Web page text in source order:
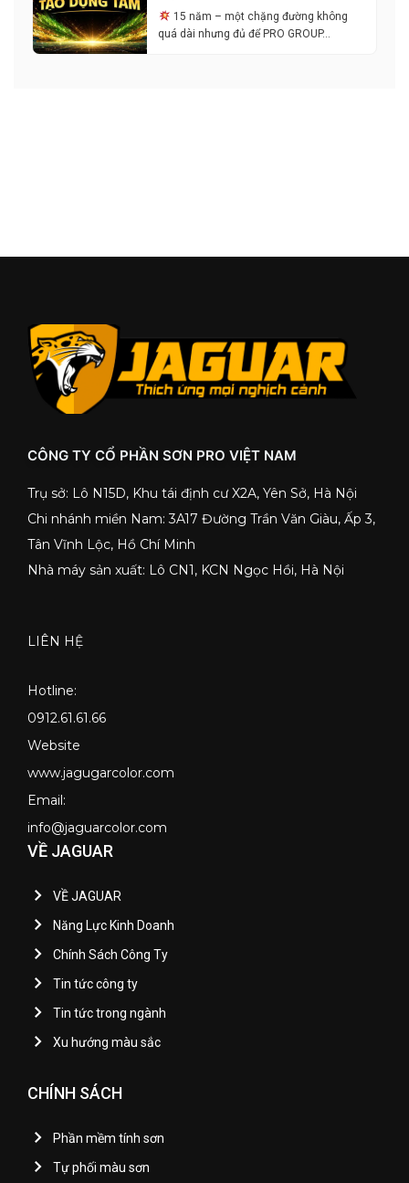
15 năm – một chặng đường không
quá dài nhưng đủ để PRO GROUP…
CÔNG TY CỔ PHẦN SƠN PRO VIỆT NAM
Trụ sở: Lô N15D, Khu tái định cư X2A, Yên Sở, Hà Nội
Chi nhánh miền Nam: 3A17 Đường Trần Văn Giàu, Ấp 3,
Tân Vĩnh Lộc, Hồ Chí Minh
Nhà máy sản xuất: Lô CN1, KCN Ngọc Hồi, Hà Nội
LIÊN HỆ
Hotline:
0912.61.61.66
Website
www.jagugarcolor.com
Email:
info@jaguarcolor.com
VỀ JAGUAR
VỀ JAGUAR
Năng Lực Kinh Doanh
Chính Sách Công Ty
Tin tức công ty
Tin tức trong ngành
Xu hướng màu sắc
CHÍNH SÁCH
Phần mềm tính sơn
Tự phối màu sơn